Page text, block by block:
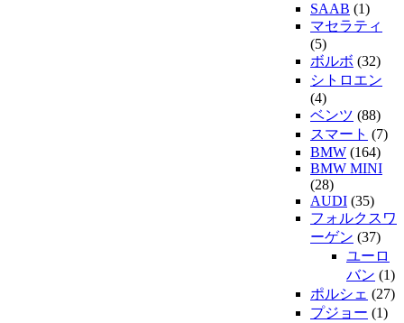
SAAB (1)
マセラティ
(5)
ボルボ (32)
シトロエン
(4)
ベンツ (88)
スマート (7)
BMW (164)
BMW MINI
(28)
AUDI (35)
フォルクスワ
ーゲン (37)
ユーロ
バン (1)
ポルシェ (27)
プジョー (1)